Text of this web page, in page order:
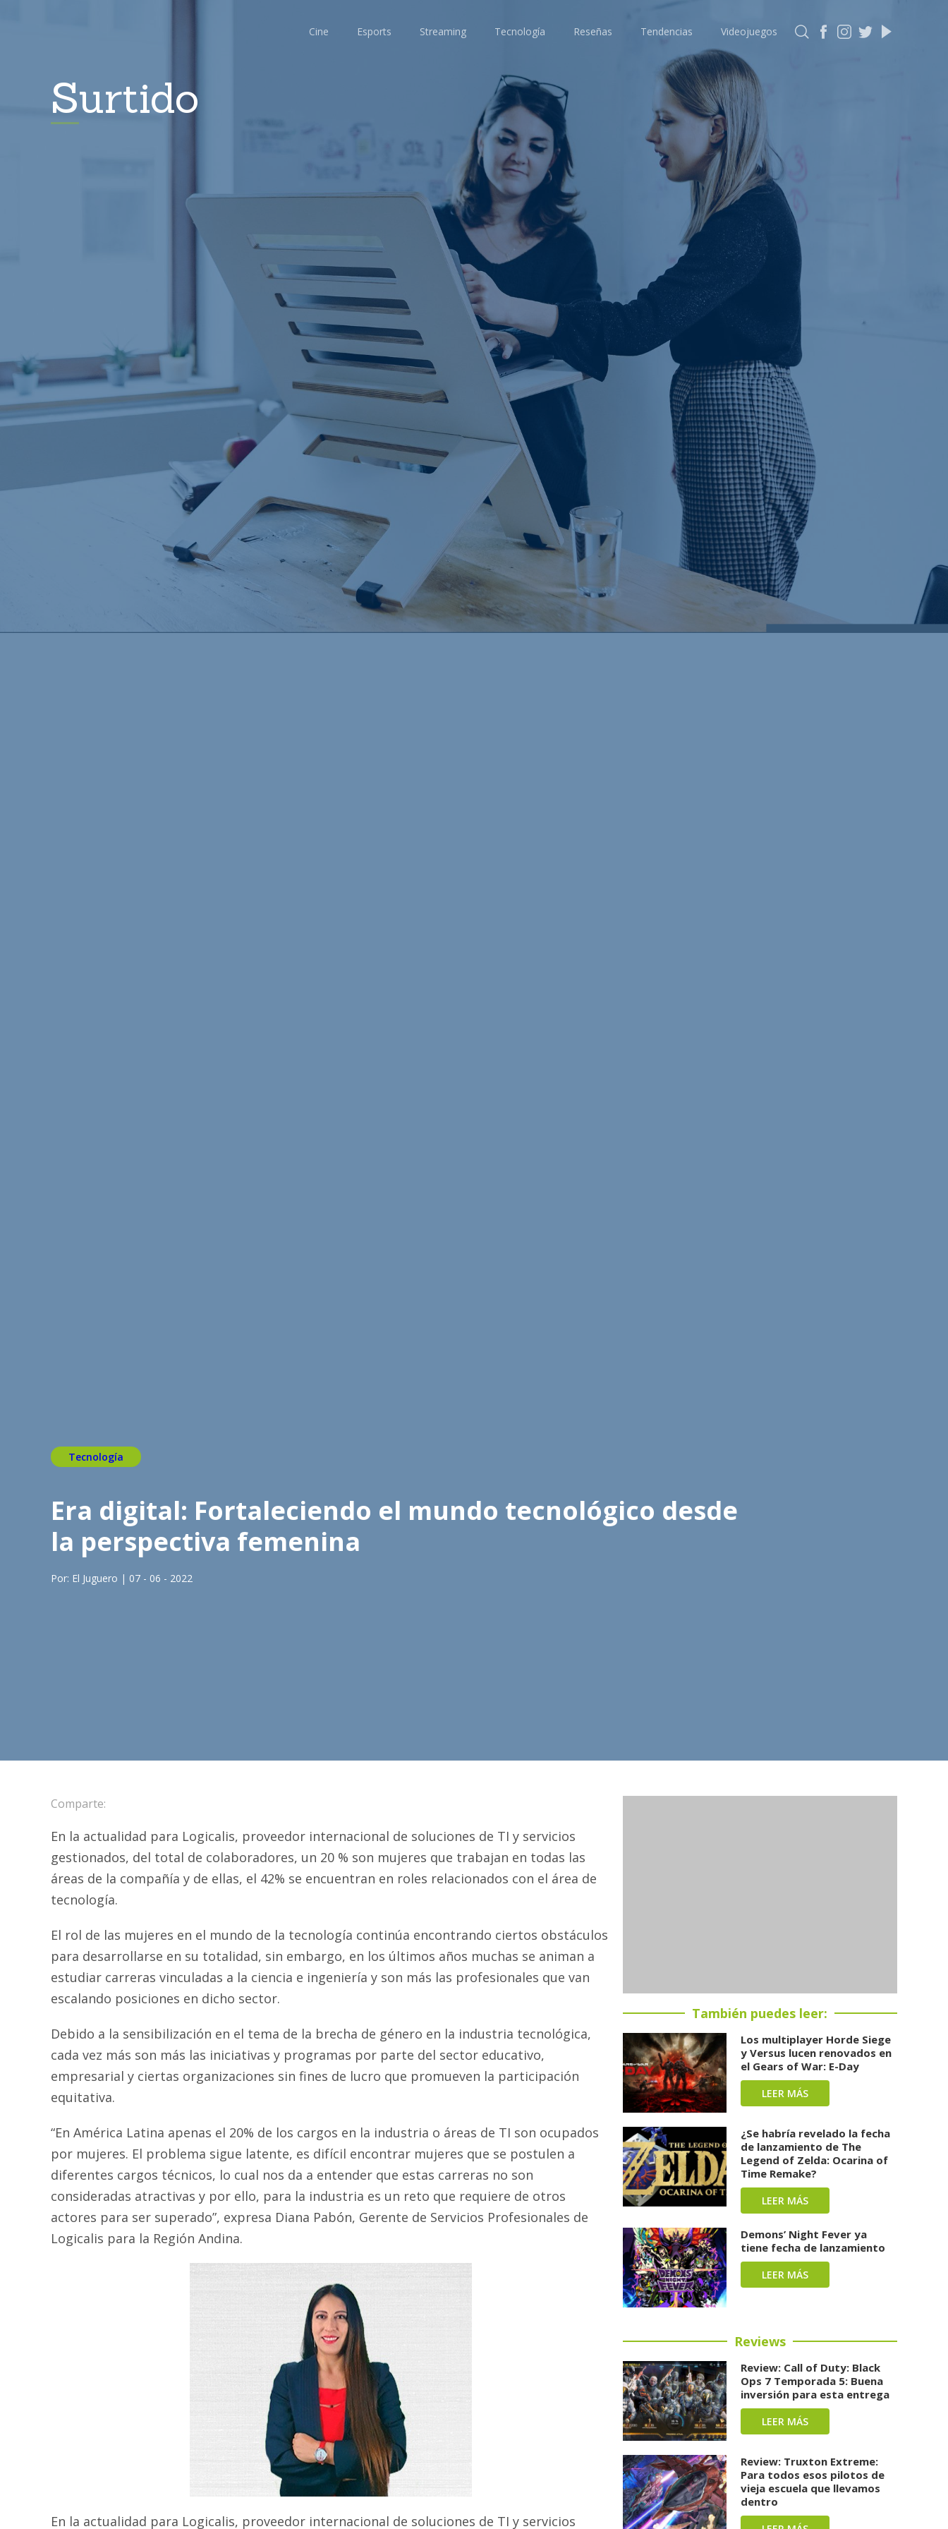
Cine Esports Streaming Tecnología Reseñas Tendencias Videojuegos
Surtido
Tecnología
Era digital: Fortaleciendo el mundo tecnológico desde
la perspectiva femenina
Por: El Juguero | 07 - 06 - 2022
Comparte:
En la actualidad para Logicalis, proveedor internacional de soluciones de TI y servicios
gestionados, del total de colaboradores, un 20 % son mujeres que trabajan en todas las
áreas de la compañía y de ellas, el 42% se encuentran en roles relacionados con el área de
tecnología.
El rol de las mujeres en el mundo de la tecnología continúa encontrando ciertos obstáculos
para desarrollarse en su totalidad, sin embargo, en los últimos años muchas se animan a
estudiar carreras vinculadas a la ciencia e ingeniería y son más las profesionales que van
escalando posiciones en dicho sector.
Debido a la sensibilización en el tema de la brecha de género en la industria tecnológica,
cada vez más son más las iniciativas y programas por parte del sector educativo,
empresarial y ciertas organizaciones sin fines de lucro que promueven la participación
equitativa.
“En América Latina apenas el 20% de los cargos en la industria o áreas de TI son ocupados
por mujeres. El problema sigue latente, es difícil encontrar mujeres que se postulen a
diferentes cargos técnicos, lo cual nos da a entender que estas carreras no son
consideradas atractivas y por ello, para la industria es un reto que requiere de otros
actores para ser superado”, expresa Diana Pabón, Gerente de Servicios Profesionales de
Logicalis para la Región Andina.
En la actualidad para Logicalis, proveedor internacional de soluciones de TI y servicios
También puedes leer:
Los multiplayer Horde Siege
y Versus lucen renovados en
el Gears of War: E-Day
LEER MÁS
¿Se habría revelado la fecha
de lanzamiento de The
Legend of Zelda: Ocarina of
Time Remake?
LEER MÁS
Demons’ Night Fever ya
tiene fecha de lanzamiento
LEER MÁS
Reviews
Review: Call of Duty: Black
Ops 7 Temporada 5: Buena
inversión para esta entrega
LEER MÁS
Review: Truxton Extreme:
Para todos esos pilotos de
vieja escuela que llevamos
dentro